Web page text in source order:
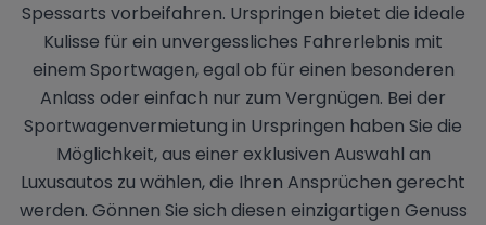
Spessarts vorbeifahren. Urspringen bietet die ideale
Kulisse für ein unvergessliches Fahrerlebnis mit
einem Sportwagen, egal ob für einen besonderen
Anlass oder einfach nur zum Vergnügen. Bei der
Sportwagenvermietung in Urspringen haben Sie die
Möglichkeit, aus einer exklusiven Auswahl an
Luxusautos zu wählen, die Ihren Ansprüchen gerecht
werden. Gönnen Sie sich diesen einzigartigen Genuss